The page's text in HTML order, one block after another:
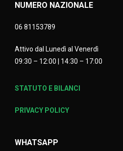
NUMERO NAZIONALE
06 81153789
Attivo dal Lunedì al Venerdì
09:30 – 12:00 | 14:30 – 17:00
STATUTO E BILANCI
PRIVACY POLICY
WHATSAPP